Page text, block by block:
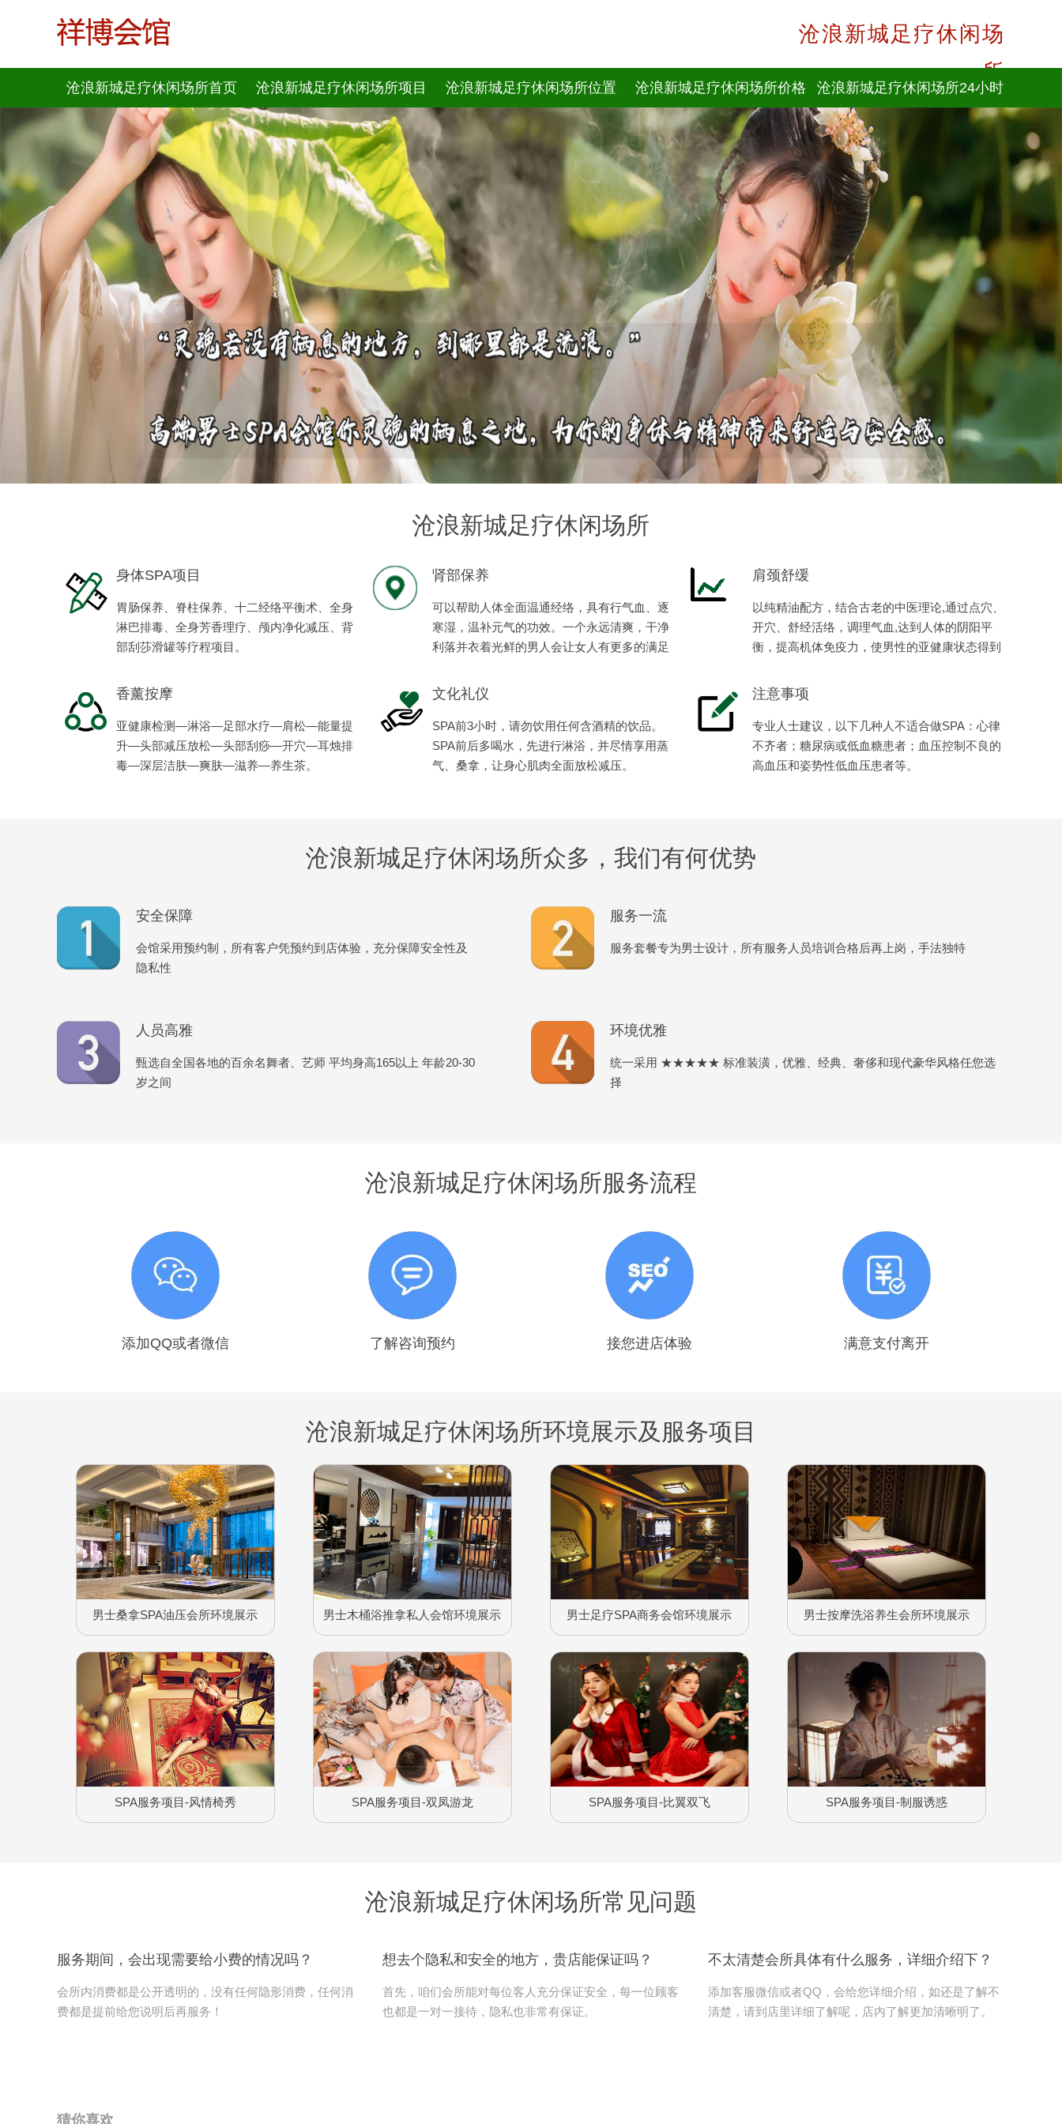
沧浪新城足疗休闲场
所
沧浪新城足疗休闲场所首页 沧浪新城足疗休闲场所项目 沧浪新城足疗休闲场所位置 沧浪新城足疗休闲场所价格 沧浪新城足疗休闲场所24小时
沧浪新城足疗休闲场所
身体SPA项目
胃肠保养、脊柱保养、十二经络平衡术、全身
淋巴排毒、全身芳香理疗、颅内净化减压、背
部刮莎滑罐等疗程项目。
肾部保养
可以帮助人体全面温通经络，具有行气血、逐
寒湿，温补元气的功效。一个永远清爽，干净
利落并衣着光鲜的男人会让女人有更多的满足
肩颈舒缓
以纯精油配方，结合古老的中医理论,通过点穴、
开穴、舒经活络，调理气血,达到人体的阴阳平
衡，提高机体免疫力，使男性的亚健康状态得到
香薰按摩
亚健康检测—淋浴—足部水疗—肩松—能量提
升—头部减压放松—头部刮痧—开穴—耳烛排
毒—深层洁肤—爽肤—滋养—养生茶。
文化礼仪
SPA前3小时，请勿饮用任何含酒精的饮品。
SPA前后多喝水，先进行淋浴，并尽情享用蒸
气、桑拿，让身心肌肉全面放松减压。
注意事项
专业人士建议，以下几种人不适合做SPA：心律
不齐者；糖尿病或低血糖患者；血压控制不良的
高血压和姿势性低血压患者等。
沧浪新城足疗休闲场所众多，我们有何优势
安全保障
会馆采用预约制，所有客户凭预约到店体验，充分保障安全性及
隐私性
服务一流
服务套餐专为男士设计，所有服务人员培训合格后再上岗，手法独特
人员高雅
甄选自全国各地的百余名舞者、艺师 平均身高165以上 年龄20-30
岁之间
环境优雅
统一采用 ★★★★★ 标准装潢，优雅、经典、奢侈和现代豪华风格任您选
择
沧浪新城足疗休闲场所服务流程
添加QQ或者微信 了解咨询预约 接您进店体验 满意支付离开
沧浪新城足疗休闲场所环境展示及服务项目
男士桑拿SPA油压会所环境展示 男士木桶浴推拿私人会馆环境展示 男士足疗SPA商务会馆环境展示 男士按摩洗浴养生会所环境展示
SPA服务项目-风情椅秀 SPA服务项目-双凤游龙 SPA服务项目-比翼双飞 SPA服务项目-制服诱惑
沧浪新城足疗休闲场所常见问题
服务期间，会出现需要给小费的情况吗？
会所内消费都是公开透明的，没有任何隐形消费，任何消
费都是提前给您说明后再服务！
想去个隐私和安全的地方，贵店能保证吗？
首先，咱们会所能对每位客人充分保证安全，每一位顾客
也都是一对一接待，隐私也非常有保证。
不太清楚会所具体有什么服务，详细介绍下？
添加客服微信或者QQ，会给您详细介绍，如还是了解不
清楚，请到店里详细了解呢，店内了解更加清晰明了。
猜你喜欢